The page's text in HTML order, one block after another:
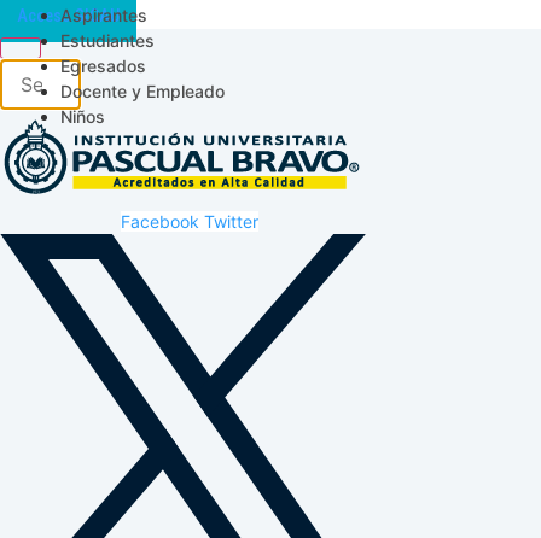
Aspirantes
Estudiantes
Egresados
Docente y Empleado
Niños
Acceso SICAU
Facebook Twitter